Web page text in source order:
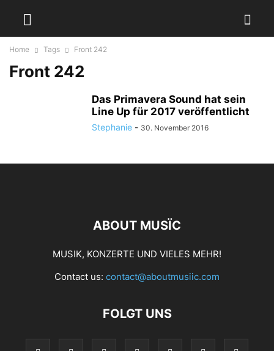
Home Tags Front 242
Front 242
Das Primavera Sound hat sein
Line Up für 2017 veröffentlicht
Stephanie - 30. November 2016
ABOUT MUSÏC
MUSIK, KONZERTE UND VIELES MEHR!
Contact us: contact@aboutmusiic.com
FOLGT UNS